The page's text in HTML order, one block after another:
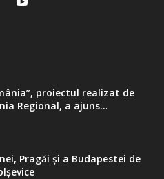
proiectul realizat de
Regional, a ajuns...
Pragăi şi a Budapestei de